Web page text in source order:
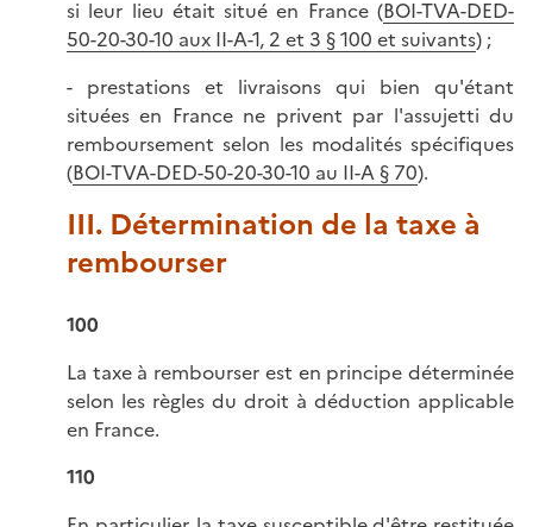
si leur lieu était situé en France (BOI-TVA-DED-
50-20-30-10 aux II-A-1, 2 et 3 § 100 et suivants) ;
- prestations et livraisons qui bien qu'étant
situées en France ne privent par l'assujetti du
remboursement selon les modalités spécifiques
(BOI-TVA-DED-50-20-30-10 au II-A § 70).
III. Détermination de la taxe à
rembourser
100
La taxe à rembourser est en principe déterminée
selon les règles du droit à déduction applicable
en France.
110